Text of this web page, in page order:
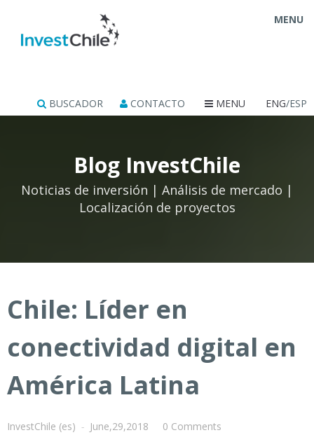
BUSCADOR CONTACTO
MENU
MENU ENG/ESP
Blog InvestChile
Noticias de inversión | Análisis de mercado |
Localización de proyectos
Chile: Líder en
conectividad digital en
América Latina
InvestChile (es) - June,29,2018 0 Comments